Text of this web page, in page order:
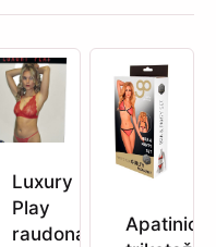
Luxury
Play
raudonas
Apatinio